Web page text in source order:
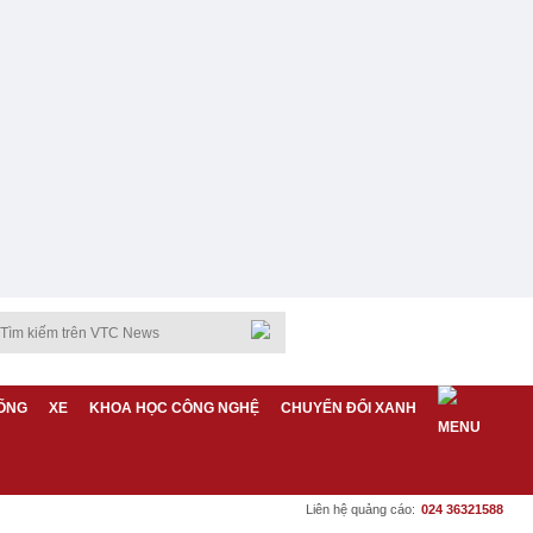
XE KHOA HỌC CÔNG NGHỆ CHUYỂN ĐỔI XANH
Liên hệ quảng cáo: 024 36321588